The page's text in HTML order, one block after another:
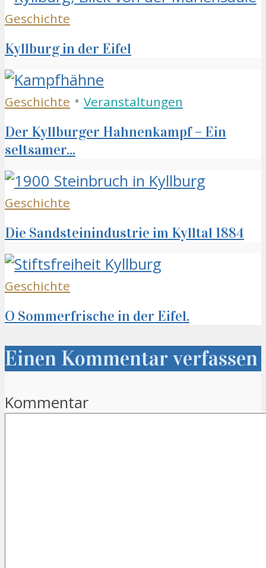
Geschichte
Kyllburg in der Eifel
Geschichte • Veranstaltungen
Der Kyllburger Hahnenkampf – Ein
seltsamer...
Geschichte
Die Sandsteinindustrie im Kylltal 1884
Geschichte
O Sommerfrische in der Eifel.
Einen Kommentar verfassen
Kommentar